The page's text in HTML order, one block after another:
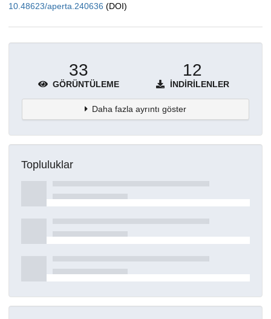
10.48623/aperta.240636 (DOI)
33
GÖRÜNTÜLEME
12
İNDIRILENLER
Daha fazla ayrıntı göster
Topluluklar